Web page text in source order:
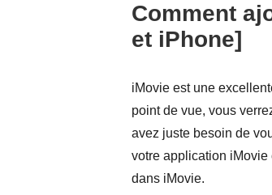
Comment
et iPhone]
iMovie est une
point de vue, vous
avez juste besoin de
votre application iMovie
dans iMovie.